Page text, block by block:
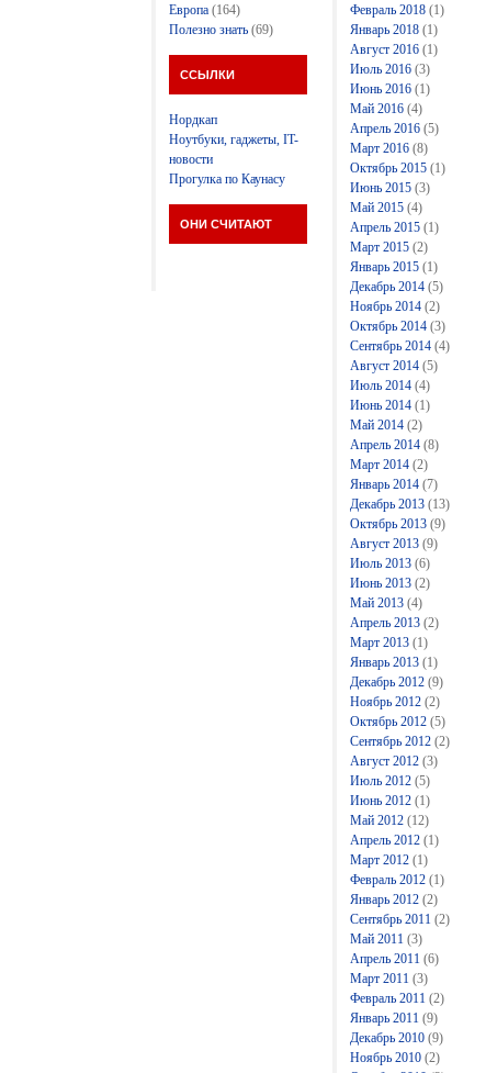
Европа (164)
Полезно знать (69)
ССЫЛКИ
Нордкап
Ноутбуки, гаджеты, IT-
новости
Прогулка по Каунасу
ОНИ СЧИТАЮТ
Февраль 2018 (1)
Январь 2018 (1)
Август 2016 (1)
Июль 2016 (3)
Июнь 2016 (1)
Май 2016 (4)
Апрель 2016 (5)
Март 2016 (8)
Октябрь 2015 (1)
Июнь 2015 (3)
Май 2015 (4)
Апрель 2015 (1)
Март 2015 (2)
Январь 2015 (1)
Декабрь 2014 (5)
Ноябрь 2014 (2)
Октябрь 2014 (3)
Сентябрь 2014 (4)
Август 2014 (5)
Июль 2014 (4)
Июнь 2014 (1)
Май 2014 (2)
Апрель 2014 (8)
Март 2014 (2)
Январь 2014 (7)
Декабрь 2013 (13)
Октябрь 2013 (9)
Август 2013 (9)
Июль 2013 (6)
Июнь 2013 (2)
Май 2013 (4)
Апрель 2013 (2)
Март 2013 (1)
Январь 2013 (1)
Декабрь 2012 (9)
Ноябрь 2012 (2)
Октябрь 2012 (5)
Сентябрь 2012 (2)
Август 2012 (3)
Июль 2012 (5)
Июнь 2012 (1)
Май 2012 (12)
Апрель 2012 (1)
Март 2012 (1)
Февраль 2012 (1)
Январь 2012 (2)
Сентябрь 2011 (2)
Май 2011 (3)
Апрель 2011 (6)
Март 2011 (3)
Февраль 2011 (2)
Январь 2011 (9)
Декабрь 2010 (9)
Ноябрь 2010 (2)